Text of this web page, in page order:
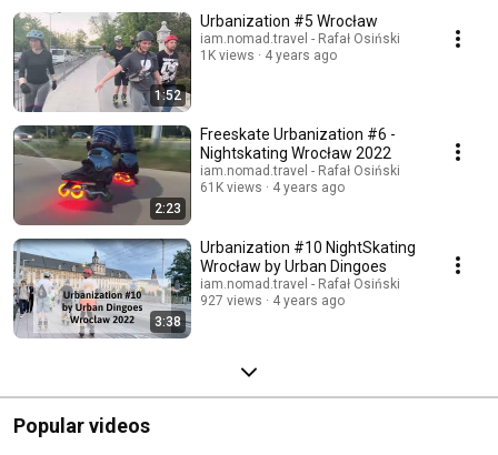
1:52
Urbanization #5 Wrocław
iam.nomad.travel - Rafał Osiński
1K views
4 years ago
2:23
Freeskate Urbanization #6 -
Nightskating Wrocław 2022
iam.nomad.travel - Rafał Osiński
61K views
4 years ago
3:38
Urbanization #10 NightSkating
Wrocław by Urban Dingoes
iam.nomad.travel - Rafał Osiński
927 views
4 years ago
Popular videos